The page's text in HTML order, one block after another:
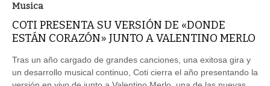
Musica
COTI PRESENTA SU VERSIÓN DE «DONDE
ESTÁN CORAZÓN» JUNTO A VALENTINO MERLO
Tras un año cargado de grandes canciones, una exitosa gira y
un desarrollo musical continuo, Coti cierra el año presentando la